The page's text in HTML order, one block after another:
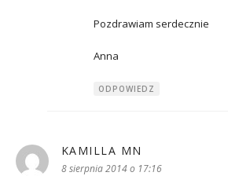
Pozdrawiam serdecznie
Anna
ODPOWIEDZ
KAMILLA MN
8 sierpnia 2014 o 17:16